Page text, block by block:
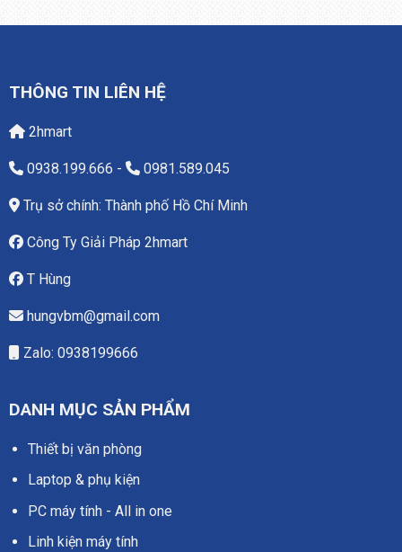
THÔNG TIN LIÊN HỆ
2hmart
0938.199.666 - 0981.589.045
Trụ sở chính: Thành phố Hồ Chí Minh
Công Ty Giải Pháp 2hmart
T Hùng
hungvbm@gmail.com
Zalo: 0938199666
DANH MỤC SẢN PHẨM
Thiết bị văn phòng
Laptop & phụ kiện
PC máy tính - All in one
Linh kiện máy tính